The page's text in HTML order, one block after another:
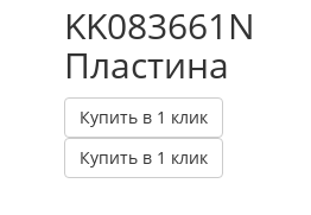
KK083661N
Пластина
Купить в 1 клик
Купить в 1 клик